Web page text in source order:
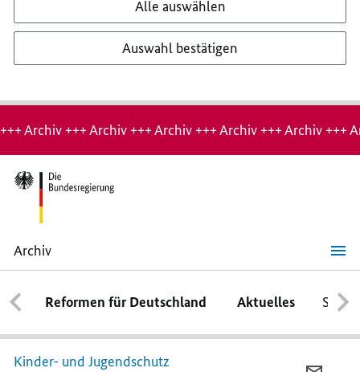
Alle auswählen
Auswahl bestätigen
Hinweis:
Archiv-
Seite
+++ Archiv +++ Archiv +++ Archiv +++ Archiv +++ Archiv +++
Archiv
Kinderrechte
in
Deutschland
Reformen für Deutschland Aktuelles
Kinder- und Jugendschutz